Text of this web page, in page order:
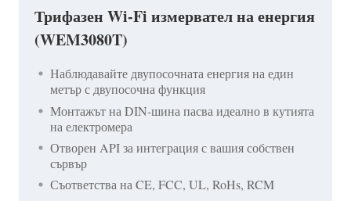
Трифазен Wi-Fi измервател на енергия
(WEM3080T)
Наблюдавайте двупосочната енергия на един
метър с двупосочна функция
Монтажът на DIN-шина пасва идеално в кутията
на електромера
Отворен API за интеграция с вашия собствен
сървър
Съответства на CE, FCC, UL, RoHs, RCM